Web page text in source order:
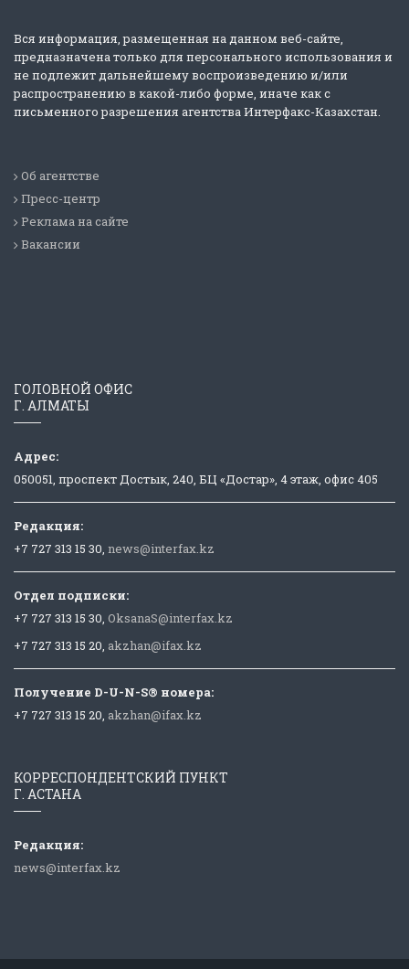
Вся информация, размещенная на данном веб-сайте,
предназначена только для персонального использования и
не подлежит дальнейшему воспроизведению и/или
распространению в какой-либо форме, иначе как с
письменного разрешения агентства Интерфакс-Казахстан.
Об агентстве
Пресс-центр
Реклама на сайте
Вакансии
ГОЛОВНОЙ ОФИС
Г. АЛМАТЫ
Адрес:
050051, проспект Достык, 240, БЦ «Достар», 4 этаж, офис 405
Редакция:
+7 727 313 15 30, news@interfax.kz
Отдел подписки:
+7 727 313 15 30, OksanaS@interfax.kz
+7 727 313 15 20, akzhan@ifax.kz
Получение D-U-N-S® номера:
+7 727 313 15 20, akzhan@ifax.kz
КОРРЕСПОНДЕНТСКИЙ ПУНКТ
Г. АСТАНА
Редакция:
news@interfax.kz